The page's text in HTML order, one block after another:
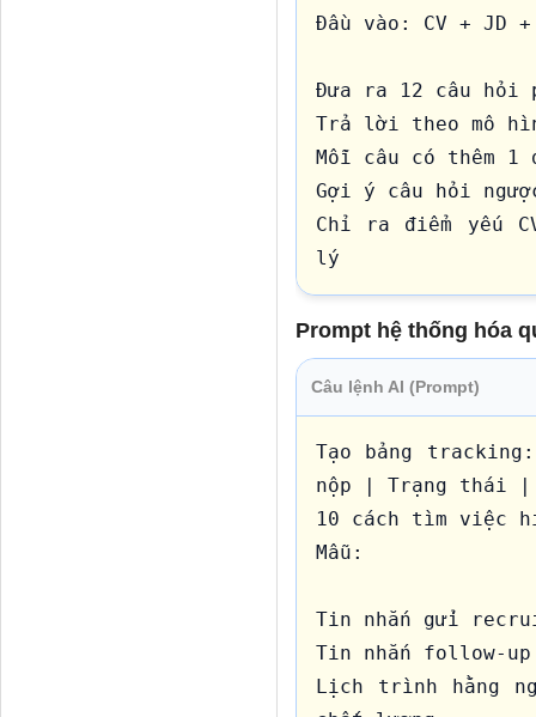
Đầu vào: CV +
Đưa ra 12 câu hỏi
Trả lời theo mô
Mỗi câu có thêm 1
Gợi ý câu hỏi
Chỉ ra điểm yếu
lý
Prompt hệ thống hóa
Câu lệnh AI (Prompt)
Tạo bảng
nộp | Trạng thái |
10 cách tìm việc
Mẫu:
Tin nhắn gửi
Tin nhắn follow-up
Lịch trình hằng